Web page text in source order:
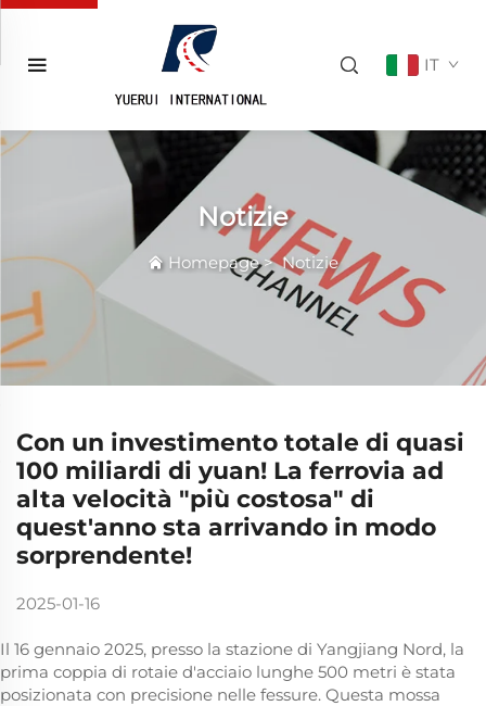
IT
Notizie
Homepage>Notizie
Con un investimento totale di quasi
100 miliardi di yuan! La ferrovia ad
alta velocità "più costosa" di
quest'anno sta arrivando in modo
sorprendente!
2025-01-16
Il 16 gennaio 2025, presso la stazione di Yangjiang Nord, la
prima coppia di rotaie d'acciaio lunghe 500 metri è stata
posizionata con precisione nelle fessure. Questa mossa